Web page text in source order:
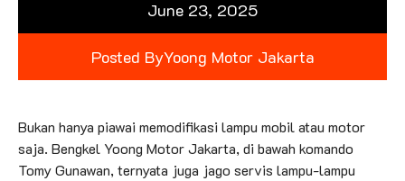
June 23, 2025
Posted ByYoong Motor Jakarta
Bukan hanya piawai memodifikasi lampu mobil atau motor
saja. Bengkel Yoong Motor Jakarta, di bawah komando
Tomy Gunawan, ternyata juga jago servis lampu-lampu